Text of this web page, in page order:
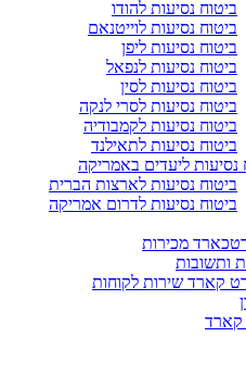
ביטוח נסיעות להודו
ביטוח נסיעות לוייטנאם
ביטוח נסיעות ליפן
ביטוח נסיעות לנפאל
ביטוח נסיעות לסין
ביטוח נסיעות לסרי לנקה
ביטוח נסיעות לקמבודיה
ביטוח נסיעות לתאילנד
נסיעות ליעדים באמריקה
ביטוח נסיעות לארצות הברית
ביטוח נסיעות לדרום אמריקה
מכירות
ותשובות
קארד שירות לקוחות
קארד